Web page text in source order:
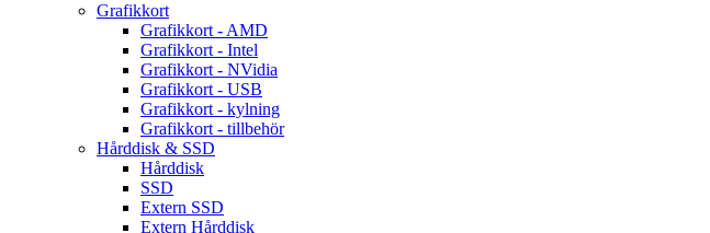
Grafikkort
Grafikkort - AMD
Grafikkort - Intel
Grafikkort - NVidia
Grafikkort - USB
Grafikkort - kylning
Grafikkort - tillbehör
Hårddisk & SSD
Hårddisk
SSD
Extern SSD
Extern Hårddisk